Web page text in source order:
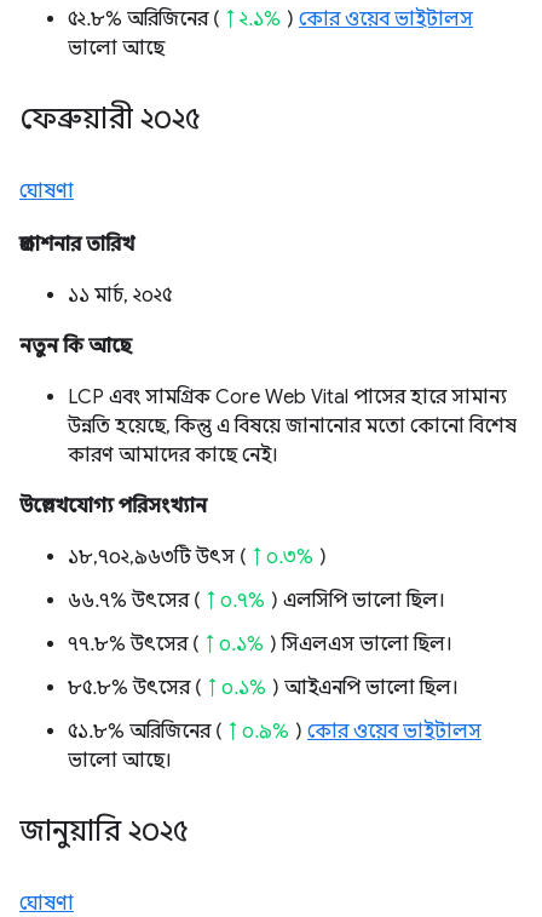
৫২.৮% অরিজিনের ( ↑ ২.১% ) কোর ওয়েব ভাইটালস
ভালো আছে
ফেব্রুয়ারী ২০২৫
ঘোষণা
প্রকাশনার তারিখ
১১ মার্চ, ২০২৫
নতুন কি আছে
LCP এবং সামগ্রিক Core Web Vital পাসের হারে সামান্য
উন্নতি হয়েছে, কিন্তু এ বিষয়ে জানানোর মতো কোনো বিশেষ
কারণ আমাদের কাছে নেই।
উল্লেখযোগ্য পরিসংখ্যান
১৮,৭০২,৯৬৩টি উৎস ( ↑ ০.৩% )
৬৬.৭% উৎসের ( ↑ ০.৭% ) এলসিপি ভালো ছিল।
৭৭.৮% উৎসের ( ↑ ০.১% ) সিএলএস ভালো ছিল।
৮৫.৮% উৎসের ( ↑ ০.১% ) আইএনপি ভালো ছিল।
৫১.৮% অরিজিনের ( ↑ ০.৯% ) কোর ওয়েব ভাইটালস
ভালো আছে।
জানুয়ারি ২০২৫
ঘোষণা